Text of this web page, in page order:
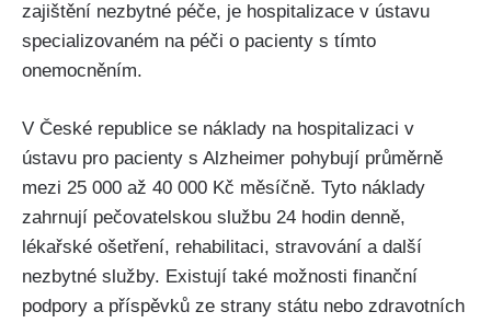
zajištění nezbytné péče, je hospitalizace v ústavu
specializovaném na péči o pacienty s tímto
onemocněním.
V České republice se náklady na hospitalizaci v
ústavu pro pacienty s Alzheimer pohybují průměrně
mezi 25 000 až 40 000 Kč měsíčně. Tyto náklady
zahrnují pečovatelskou službu 24 hodin denně,
lékařské ošetření, rehabilitaci, stravování a další
nezbytné služby. Existují také možnosti finanční
podpory a příspěvků ze strany státu nebo zdravotních